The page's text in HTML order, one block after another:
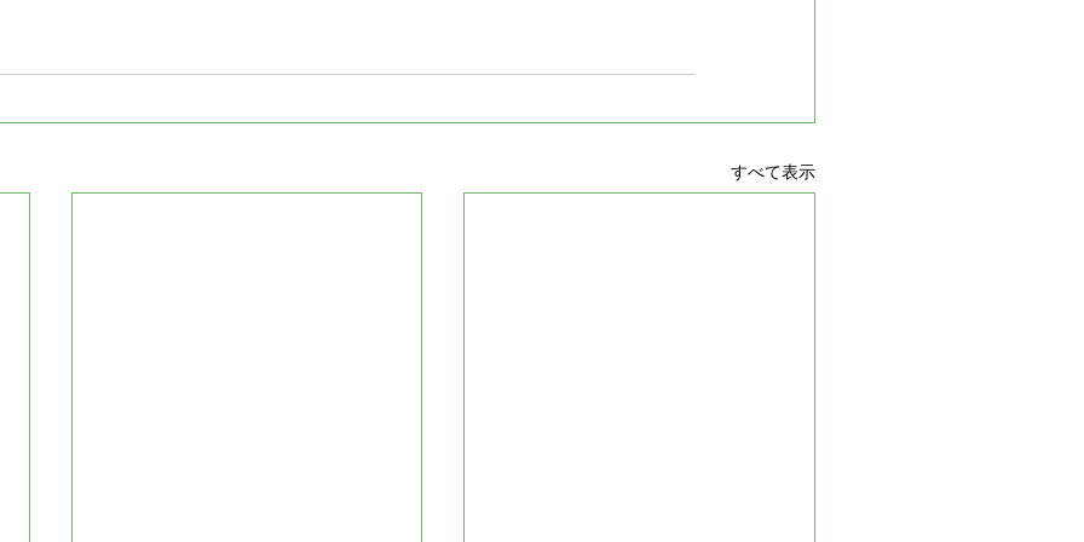
すべて表示